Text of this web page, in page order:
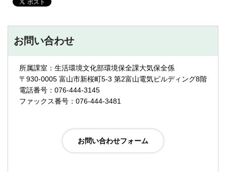
お問い合わせ
所属課室：生活環境文化部環境保全課大気保全係
〒930-0005 富山市新桜町5-3 第2富山電気ビルディング8階
電話番号：076-444-3145
ファックス番号：076-444-3481